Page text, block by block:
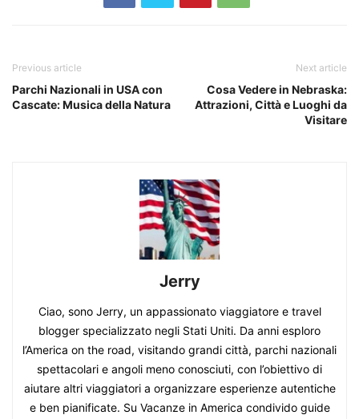
Previous article
Parchi Nazionali in USA con
Cascate: Musica della Natura
Next article
Cosa Vedere in Nebraska:
Attrazioni, Città e Luoghi da
Visitare
Jerry
Ciao, sono Jerry, un appassionato viaggiatore e travel
blogger specializzato negli Stati Uniti. Da anni esploro
l’America on the road, visitando grandi città, parchi nazionali
spettacolari e angoli meno conosciuti, con l’obiettivo di
aiutare altri viaggiatori a organizzare esperienze autentiche
e ben pianificate. Su Vacanze in America condivido guide